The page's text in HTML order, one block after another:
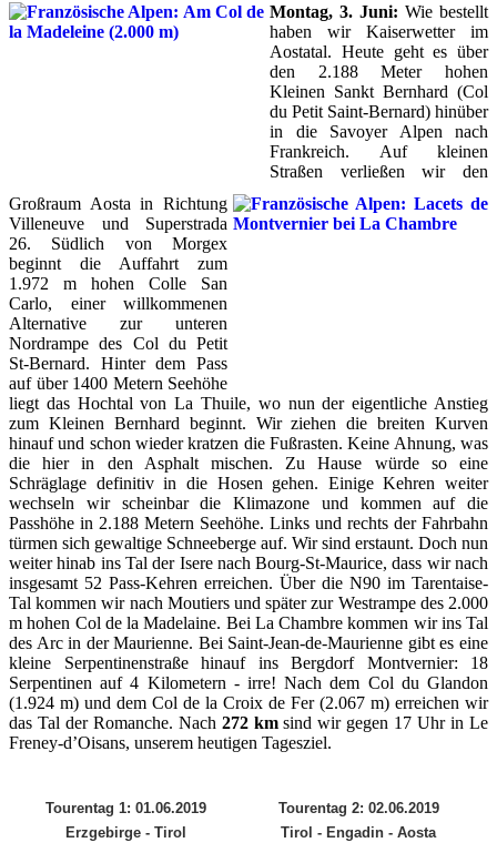
Montag, 3. Juni: Wie bestellt
haben wir Kaiserwetter im
Aostatal. Heute geht es über
den 2.188 Meter hohen
Kleinen Sankt Bernhard (Col
du Petit Saint-Bernard) hinüber
in die Savoyer Alpen nach
Frankreich. Auf kleinen
Straßen verließen wir den
Großraum Aosta in Richtung
Villeneuve und Superstrada
26. Südlich von Morgex
beginnt die Auffahrt zum
1.972 m hohen Colle San
Carlo, einer willkommenen
Alternative zur unteren
Nordrampe des Col du Petit
St-Bernard. Hinter dem Pass
auf über 1400 Metern Seehöhe
liegt das Hochtal von La Thuile, wo nun der eigentliche Anstieg
zum Kleinen Bernhard beginnt. Wir ziehen die breiten Kurven
hinauf und schon wieder kratzen die Fußrasten. Keine Ahnung, was
die hier in den Asphalt mischen. Zu Hause würde so eine
Schräglage definitiv in die Hosen gehen. Einige Kehren weiter
wechseln wir scheinbar die Klimazone und kommen auf die
Passhöhe in 2.188 Metern Seehöhe. Links und rechts der Fahrbahn
türmen sich gewaltige Schneeberge auf. Wir sind erstaunt. Doch nun
weiter hinab ins Tal der Isere nach Bourg-St-Maurice, dass wir nach
insgesamt 52 Pass-Kehren erreichen. Über die N90 im Tarentaise-
Tal kommen wir nach Moutiers und später zur Westrampe des 2.000
m hohen Col de la Madelaine. Bei La Chambre kommen wir ins Tal
des Arc in der Maurienne. Bei Saint-Jean-de-Maurienne gibt es eine
kleine Serpentinenstraße hinauf ins Bergdorf Montvernier: 18
Serpentinen auf 4 Kilometern - irre! Nach dem Col du Glandon
(1.924 m) und dem Col de la Croix de Fer (2.067 m) erreichen wir
das Tal der Romanche. Nach 272 kmsind wir gegen 17 Uhr in Le
Freney-dʼOisans, unserem heutigen Tagesziel.
Tourentag 1: 01.06.2019
Tourentag 2: 02.06.2019
Erzgebirge - Tirol
Tirol - Engadin - Aosta